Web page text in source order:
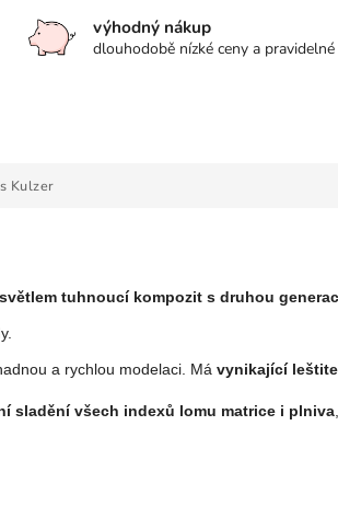
výhodný nákup
dlouhodobě nízké ceny a pravidelné
Kulzer
tuhnoucí kompozit s druhou
a rychlou modelaci. Má vynikající
sladění všech indexů lomu matrice i plniva